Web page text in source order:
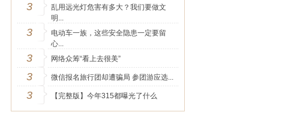
3
乱用远光灯危害有多大？我们要做文
明...
3
电动车一族，这些安全隐患一定要留
心...
3 网络众筹“看上去很美”
3 微信报名旅行团却遭骗局 参团游应选...
3 【完整版】今年315都曝光了什么